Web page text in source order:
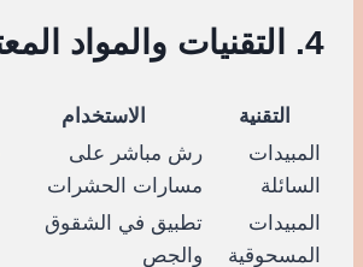
4. التقنيات والمواد المعتمدة (H3)
التقنية الاستخدام
المبيدات
السائلة
رش مباشر على
مسارات الحشرات
المبيدات
المسحوقية
تطبيق في الشقوق
والجص